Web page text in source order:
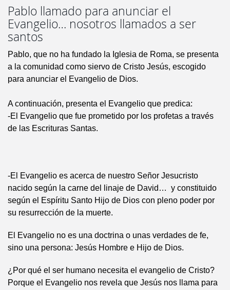
Pablo llamado para anunciar el
Evangelio… nosotros llamados a ser
santos
Pablo, que no ha fundado la Iglesia de Roma, se presenta
a la comunidad como siervo de Cristo Jesús, escogido
para anunciar el Evangelio de Dios.
A continuación, presenta el Evangelio que predica:
-El Evangelio que fue prometido por los profetas a través
de las Escrituras Santas.
-El Evangelio es acerca de nuestro Señor Jesucristo
nacido según la carne del linaje de David… y constituido
según el Espíritu Santo Hijo de Dios con pleno poder por
su resurrección de la muerte.
El Evangelio no es una doctrina o unas verdades de fe,
sino una persona: Jesús Hombre e Hijo de Dios.
¿Por qué el ser humano necesita el evangelio de Cristo?
Porque el Evangelio nos revela que Jesús nos llama para